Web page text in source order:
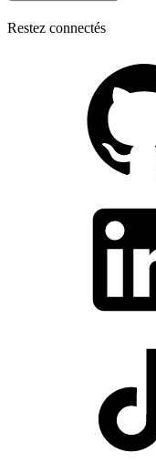
Restez connectés